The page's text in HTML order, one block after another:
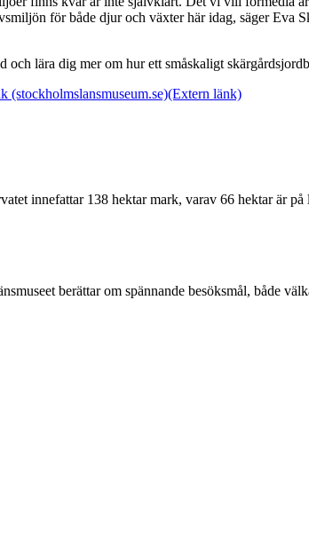
för både djur och växter här idag, säger Eva
lära dig mer om hur ett småskaligt
(stockholmslansmuseum.se)(Extern länk)
innefattar 138 hektar mark, varav 66 hektar är
berättar om spännande besöksmål, både